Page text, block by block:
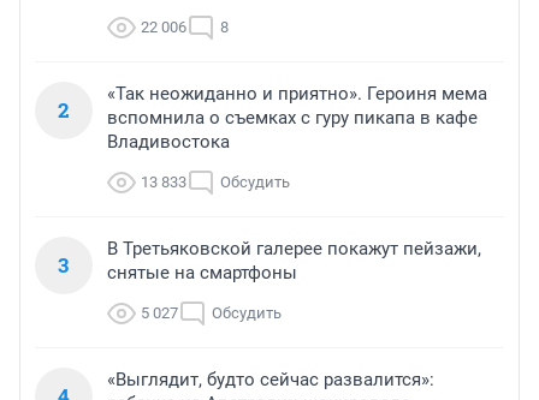
22 006 8
2
«Так неожиданно и приятно». Героиня мема
вспомнила о съемках с гуру пикапа в кафе
Владивостока
13 833 Обсудить
3
В Третьяковской галерее покажут пейзажи,
снятые на смартфоны
5 027 Обсудить
«Выглядит, будто сейчас развалится»: